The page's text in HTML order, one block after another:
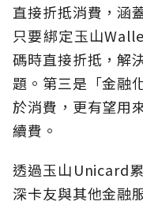
直接折抵消費，涵
只要綁定玉山
碼時直接折抵，解
題。第三是「金融
於消費，更有望用
續費。
透過玉山Unicard
深卡友與其他金融